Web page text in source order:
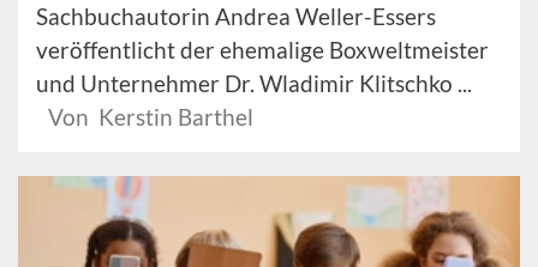
Sachbuchautorin Andrea Weller-Essers
veröffentlicht der ehemalige Boxweltmeister
und Unternehmer Dr. Wladimir Klitschko ...
Von Kerstin Barthel